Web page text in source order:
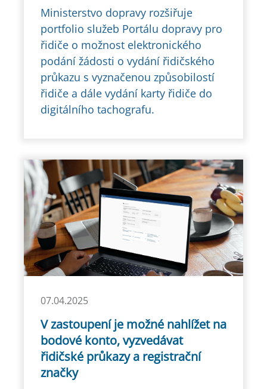
Ministerstvo dopravy rozšiřuje
portfolio služeb Portálu dopravy pro
řidiče o možnost elektronického
podání žádosti o vydání řidičského
průkazu s vyznačenou způsobilostí
řidiče a dále vydání karty řidiče do
digitálního tachografu.
07.04.2025
V zastoupení je možné nahlížet na
bodové konto, vyzvedávat
řidičské průkazy a registrační
značky